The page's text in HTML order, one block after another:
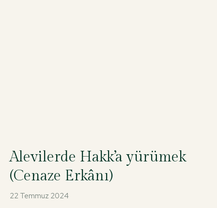
Alevilerde Hakk’a yürümek
(Cenaze Erkânı)
22 Temmuz 2024